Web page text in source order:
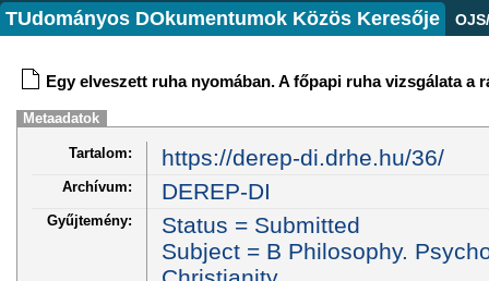
TUdományos DOkumentumok Közös Keresője
Egy elveszett ruha nyomában. A főpapi ruha vizsgálata a
Metaadatok
Tartalom: https://derep-di.drhe.hu/36/
Archívum: DEREP-DI
Gyűjtemény:
Status = Submitted
Subject = B Philosophy.